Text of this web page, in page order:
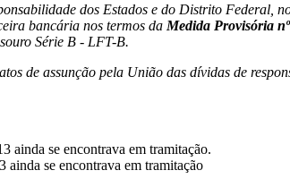
dos Estados e do Distrito Federal,
bancária nos termos da Medida Provisória
Série B - LFT-B.
de assunção pela União das dívidas de
ainda se encontrava em tramitação.
ainda se encontrava em tramitação